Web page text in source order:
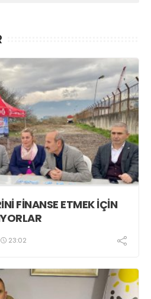
FİNANSE ETMEK İÇİN
23:02